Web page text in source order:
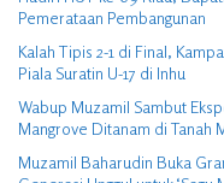
Pemerataan Pembangunan
Kalah Tipis 2-1 di Final,
Piala Suratin U-17 di Inhu
Wabup Muzamil Sambut
Mangrove Ditanam di Tanah
Muzamil Baharudin Buka